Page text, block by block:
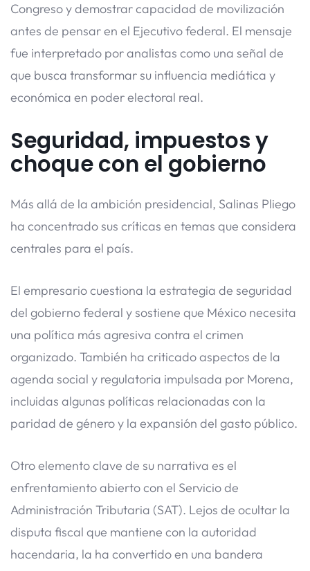
Congreso y demostrar capacidad de movilización
antes de pensar en el Ejecutivo federal. El mensaje
fue interpretado por analistas como una señal de
que busca transformar su influencia mediática y
económica en poder electoral real.
Seguridad, impuestos y
choque con el gobierno
Más allá de la ambición presidencial, Salinas Pliego
ha concentrado sus críticas en temas que considera
centrales para el país.
El empresario cuestiona la estrategia de seguridad
del gobierno federal y sostiene que México necesita
una política más agresiva contra el crimen
organizado. También ha criticado aspectos de la
agenda social y regulatoria impulsada por Morena,
incluidas algunas políticas relacionadas con la
paridad de género y la expansión del gasto público.
Otro elemento clave de su narrativa es el
enfrentamiento abierto con el Servicio de
Administración Tributaria (SAT). Lejos de ocultar la
disputa fiscal que mantiene con la autoridad
hacendaria, la ha convertido en una bandera